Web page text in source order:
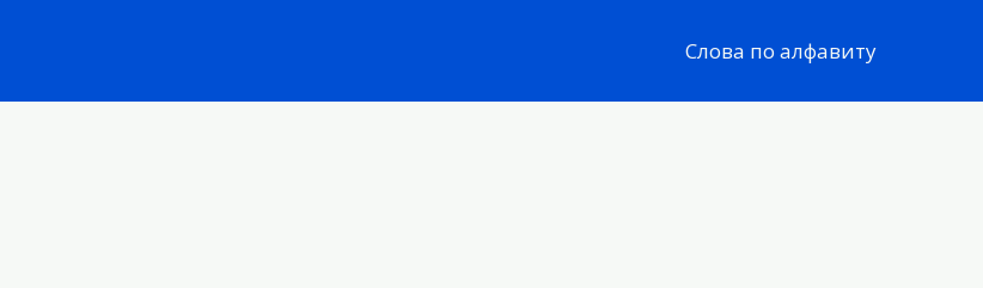
Слова по алфавиту